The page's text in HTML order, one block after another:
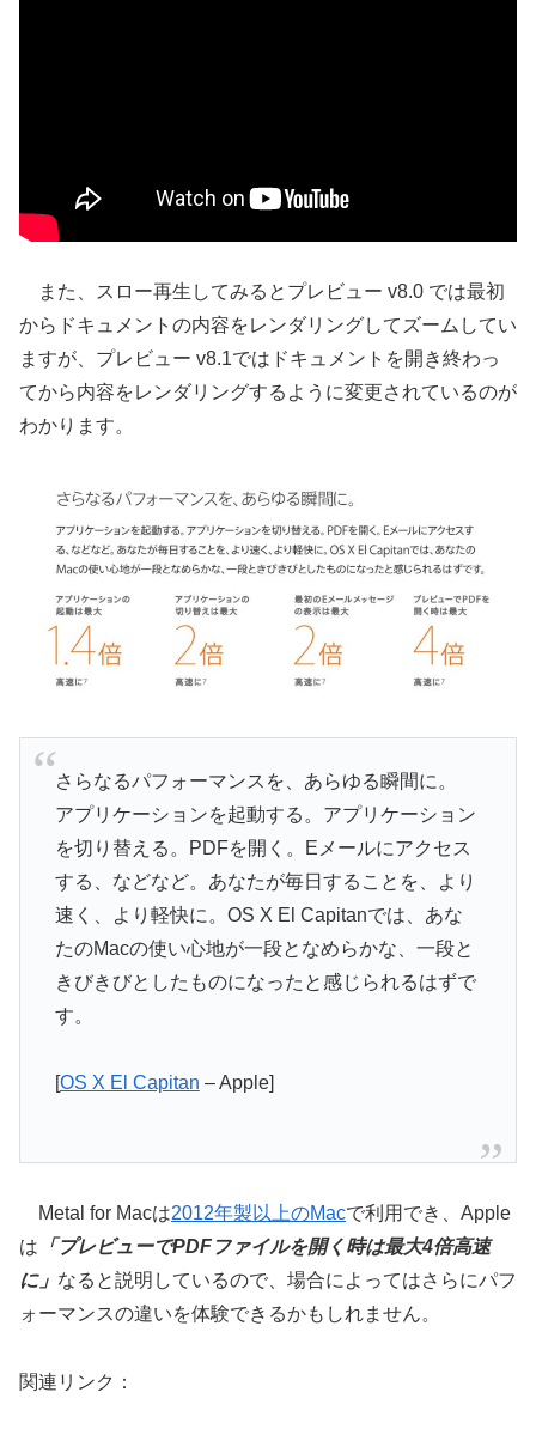
また、スロー再生してみるとプレビュー v8.0 では最初
からドキュメントの内容をレンダリングしてズームしてい
ますが、プレビュー v8.1ではドキュメントを開き終わっ
てから内容をレンダリングするように変更されているのが
わかります。
さらなるパフォーマンスを、あらゆる瞬間に。
アプリケーションを起動する。アプリケーション
を切り替える。PDFを開く。Eメールにアクセス
する、などなど。あなたが毎日することを、より
速く、より軽快に。OS X El Capitanでは、あな
たのMacの使い心地が一段となめらかな、一段と
きびきびとしたものになったと感じられるはずで
す。
[OS X El Capitan – Apple]
Metal for Macは2012年製以上のMacで利用でき、Apple
は 「プレビューでPDFファイルを開く時は最大4倍高速
に」 なると説明しているので、場合によってはさらにパフ
ォーマンスの違いを体験できるかもしれません。
関連リンク：